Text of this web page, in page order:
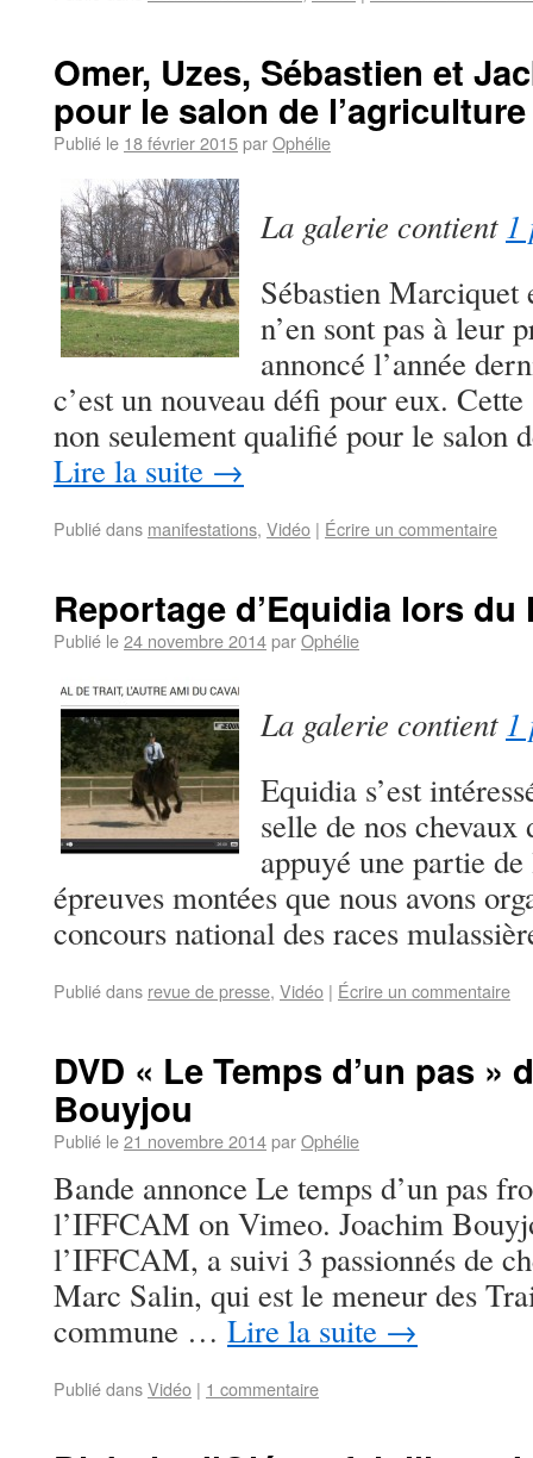
Omer, Uzes, Sébastien et
pour le salon de l’agriculture
Publié le 18 février 2015parOphélie
La galerie contient 1
Sébastien
n’en sont pas à leur
annoncé l’année
c’est un nouveau défi pour eux. Cette
non seulement qualifié pour le
Lire la suite →
Publié dans manifestations, Vidéo | Écrire un commentaire
Reportage d’Equidia lors du
Publié le24 novembre 2014parOphélie
La galerie contient 1
Equidia s’est
selle de nos
appuyé une partie
épreuves montées que nous avons
concours national des races
Publié dans revue de presse, Vidéo | Écrire un commentaire
DVD « Le Temps d’un pas »
Bouyjou
Publié le21 novembre 2014parOphélie
Bande annonce Le temps d’un pas
l’IFFCAM on Vimeo. Joachim
l’IFFCAM, a suivi 3 passionnés de
Marc Salin, qui est le meneur des
commune … Lire la suite →
Publié dansVidéo | 1 commentaire